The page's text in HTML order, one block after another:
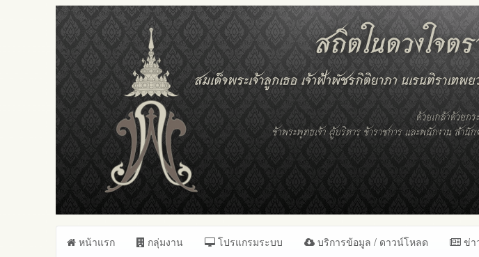
หน้าแรก กลุ่มงาน โปรแกรมระบบ บริการข้อมูล / ดาวน์โหลด ข่า